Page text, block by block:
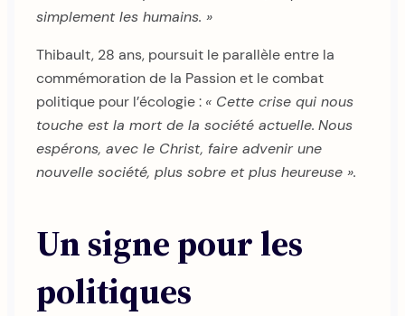
simplement les humains. »
Thibault, 28 ans, poursuit le parallèle entre la
commémoration de la Passion et le combat
politique pour l’écologie : « Cette crise qui nous
touche est la mort de la société actuelle. Nous
espérons, avec le Christ, faire advenir une
nouvelle société, plus sobre et plus heureuse ».
Un signe pour les
politiques